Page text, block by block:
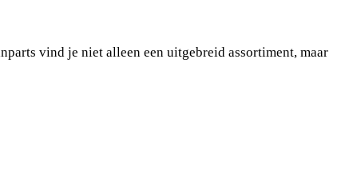
vind je niet alleen een uitgebreid assortiment, maar